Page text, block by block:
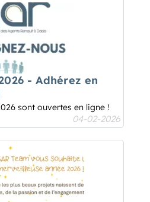
- Adhérez en
sont ouvertes en ligne !
04-02-2026